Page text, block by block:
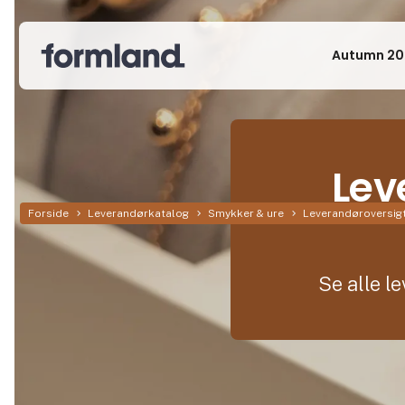
Autumn
Forside Leverandørkatalog Smykker & ure
Se alle